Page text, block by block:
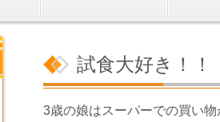
試食大好き！！
3歳の娘はスーパーでの買い